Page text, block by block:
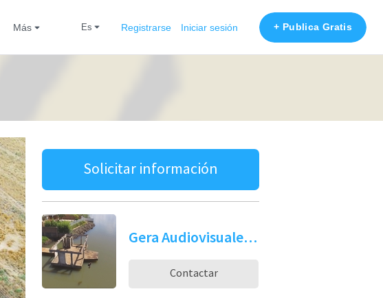
Más es Registrarse Iniciar sesión + Publica Gratis
Solicitar información
Gera Audiovisuales G
Contactar